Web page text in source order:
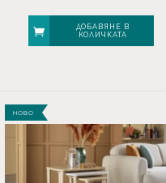
ДОБАВЯНЕ В
КОЛИЧКАТА
НОВО